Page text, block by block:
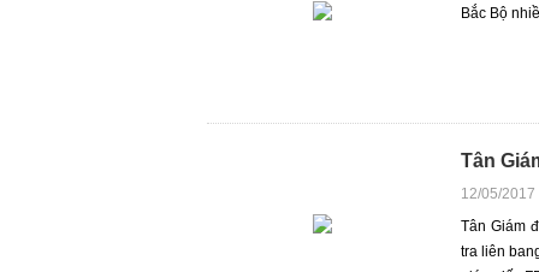
Bắc Bộ
Tân
12/05/2017
Tân Giám
tra liên